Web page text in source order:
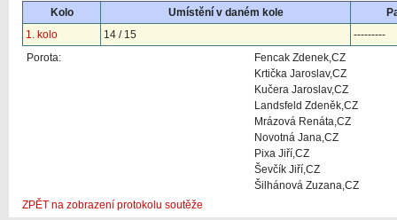
Kolo
Umístění v daném kole
1. kolo
14 / 15
---------
Porota:
Fencak Zdenek,CZ
Krtička Jaroslav,CZ
Kučera Jaroslav,CZ
Landsfeld Zdeněk,CZ
Mrázová Renáta,CZ
Novotná Jana,CZ
Pixa Jiří,CZ
Ševčík Jiří,CZ
Šilhánová Zuzana,CZ
ZPĚT na zobrazení protokolu soutěže